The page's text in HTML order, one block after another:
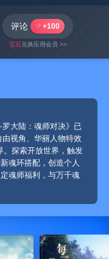
评论 +100
宝石兑换应用会员 >>
大陆：魂师对决》已
视角、华丽人物特效
。探索开放世界，触发
魂环搭配，创造个人
魂师福利，与万千魂